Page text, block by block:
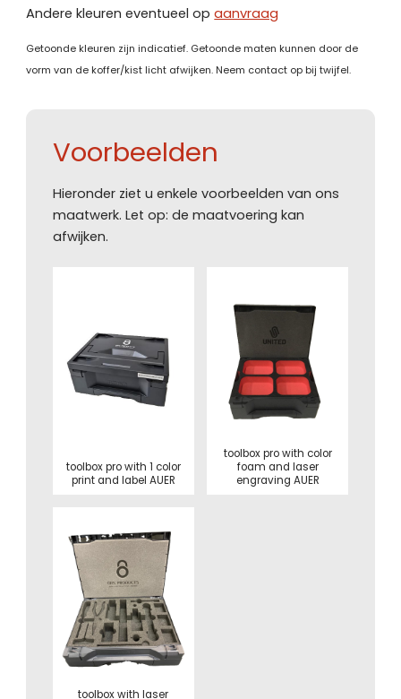
Andere kleuren eventueel opaanvraag
Getoonde kleuren zijn indicatief. Getoonde maten kunnen door de
vorm van de koffer/kist licht afwijken. Neem contact op bij twijfel.
Voorbeelden
Hieronder ziet u enkele voorbeelden van ons
maatwerk. Let op: de maatvoering kan
afwijken.
toolbox pro with 1 color
print and label AUER
toolbox pro with color
foam and laser
engraving AUER
toolbox with laser